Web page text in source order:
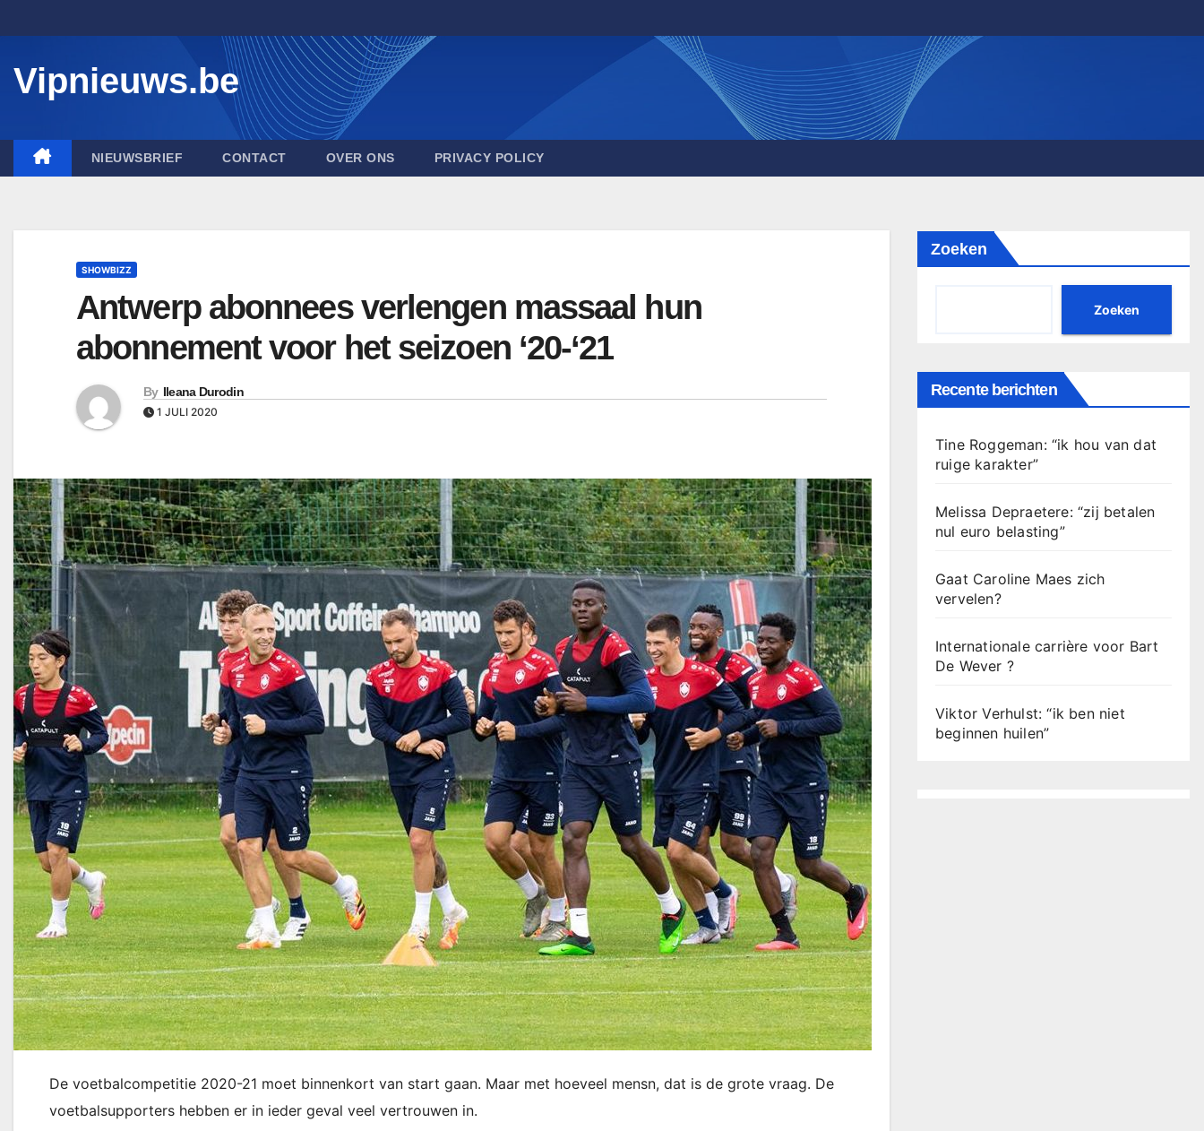
to
Vipnieuws.be
NIEUWSBRIEF CONTACT OVER ONS PRIVACY POLICY
SHOWBIZZ
Antwerp abonnees verlengen massaal hun
abonnement voor het seizoen ‘20-‘21
By Ileana Durodin
1 JULI 2020
De voetbalcompetitie 2020-21 moet binnenkort van start gaan. Maar met hoeveel mensn, dat is de grote vraag. De
voetbalsupporters hebben er in ieder geval veel vertrouwen in.
Zoeken
Zoeken
Recente berichten
Tine Roggeman: “ik hou van dat
ruige karakter”
Melissa Depraetere: “zij betalen
nul euro belasting”
Gaat Caroline Maes zich
vervelen?
Internationale carrière voor Bart
De Wever ?
Viktor Verhulst: “ik ben niet
beginnen huilen”